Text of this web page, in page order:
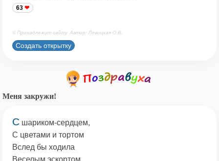
63
© Принадлежит сайту. Автор: Левицкая О.В.
Создать открытку
Меня закружи!
С шариком-сердцем,
С цветами и тортом
Вслед бы ходила
Веселым эскортом,